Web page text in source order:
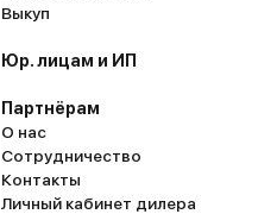
Выкуп
Юр. лицам и ИП
Партнёрам
О нас
Сотрудничество
Контакты
Личный кабинет дилера